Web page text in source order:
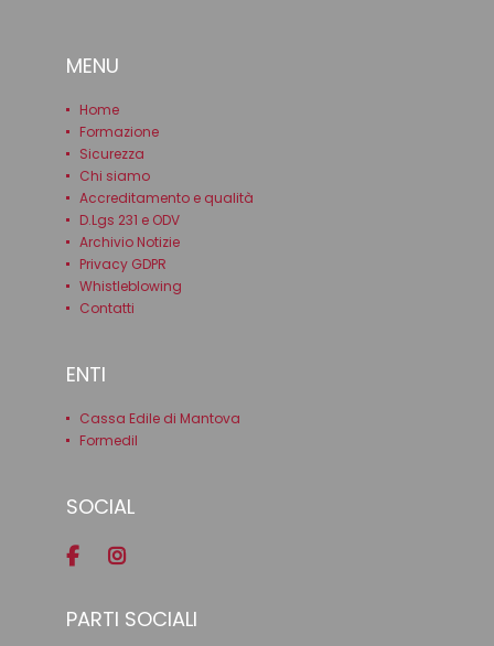
MENU
Home
Formazione
Sicurezza
Chi siamo
Accreditamento e qualità
D.Lgs 231 e ODV
Archivio Notizie
Privacy GDPR
Whistleblowing
Contatti
ENTI
Cassa Edile di Mantova
Formedil
SOCIAL
PARTI SOCIALI